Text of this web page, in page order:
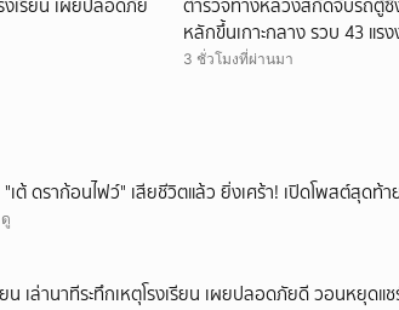
งเรียน เผยปลอดภัย
ตำรวจทางหลวงสกัดจับรถตู้
หลักขึ้นเกาะกลาง รวบ 43 แร
3 ชั่วโมงที่ผ่านมา
เต้ ดราก้อนไฟว์" เสียชีวิตแล้ว ยิ่งเศร้า! เปิดโพสต์สุดท้
น เล่านาทีระทึกเหตุโรงเรียน เผยปลอดภัยดี วอนหยุดแ